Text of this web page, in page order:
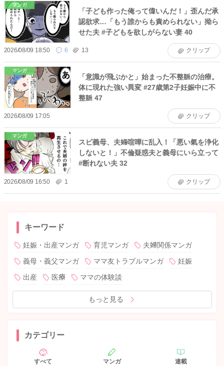
マンガ
「子ども作った俺って偉いんだ！」歪んだ承
認欲求…「もう誰からも責められない」拗ら
せた夫 #子どもを欲しがらない妻 40
2026/08/09 18:50 6 13 クリップ
マンガ
「意識が飛ぶかと」始まった不整脈の治療。
体に現れた強い異変 #27歳第2子妊娠中に不
整脈 47
2026/08/09 17:05 クリップ
マンガ
スピ義母、夫婦喧嘩に乱入！「悪い氣を浄化
しないと！」不倫疑惑夫と義母にいら立って
#断れない夫 32
2026/08/09 16:50 1 クリップ
キーワード
妊娠・出産マンガ 育児マンガ
夫婦関係マンガ
義母・義父マンガ
ママ友トラブルマンガ
妊娠
出産
医療 ママの体験談
もっと見る
カテゴリー
すべて マンガ 連載